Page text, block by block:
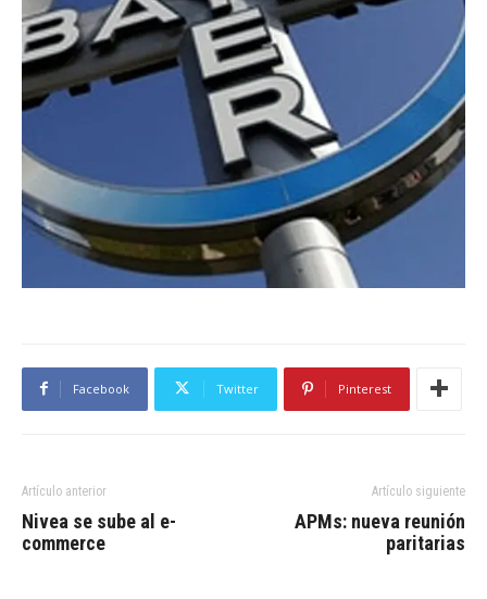
Facebook Twitter Pinterest
Artículo anterior
Nivea se sube al e-
commerce
Artículo siguiente
APMs: nueva reunión
paritarias